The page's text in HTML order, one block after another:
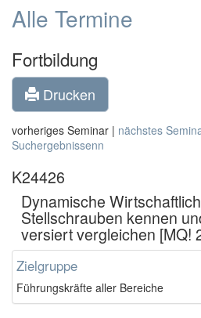
Alle Termine
Fortbildung
Drucken
vorheriges Seminar | nächstes
Suchergebnissenn
K24426
Dynamische
Stellschrauben kennen
versiert vergleichen [MQ!
Zielgruppe
Führungskräfte aller Bereiche